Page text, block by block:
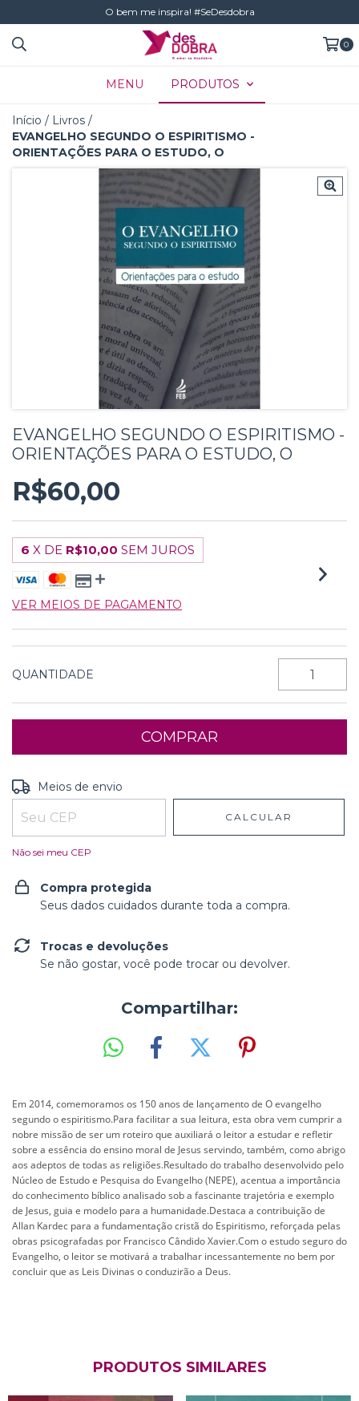
O bem me inspira! #SeDesdobra
0
MENU PRODUTOS
Início / Livros /
EVANGELHO SEGUNDO O ESPIRITISMO -
ORIENTAÇÕES PARA O ESTUDO, O
EVANGELHO SEGUNDO O ESPIRITISMO -
ORIENTAÇÕES PARA O ESTUDO, O
R$60,00
6 X DE R$10,00 SEM JUROS
VER MEIOS DE PAGAMENTO
QUANTIDADE
Entregas para o CEP:
Meios de envio
CALCULAR
Não sei meu CEP
Compra protegida
Seus dados cuidados durante toda a compra.
Trocas e devoluções
Se não gostar, você pode trocar ou devolver.
Compartilhar:
Em 2014, comemoramos os 150 anos de lançamento de O evangelho
segundo o espiritismo.Para facilitar a sua leitura, esta obra vem cumprir a
nobre missão de ser um roteiro que auxiliará o leitor a estudar e refletir
sobre a essência do ensino moral de Jesus servindo, também, como abrigo
aos adeptos de todas as religiões.Resultado do trabalho desenvolvido pelo
Núcleo de Estudo e Pesquisa do Evangelho (NEPE), acentua a importância
do conhecimento bíblico analisado sob a fascinante trajetória e exemplo
de Jesus, guia e modelo para a humanidade.Destaca a contribuição de
Allan Kardec para a fundamentação cristã do Espiritismo, reforçada pelas
obras psicografadas por Francisco Cândido Xavier.Com o estudo seguro do
Evangelho, o leitor se motivará a trabalhar incessantemente no bem por
concluir que as Leis Divinas o conduzirão a Deus.
PRODUTOS SIMILARES